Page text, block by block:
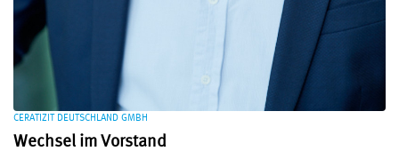
CERATIZIT DEUTSCHLAND GMBH
Wechsel im Vorstand